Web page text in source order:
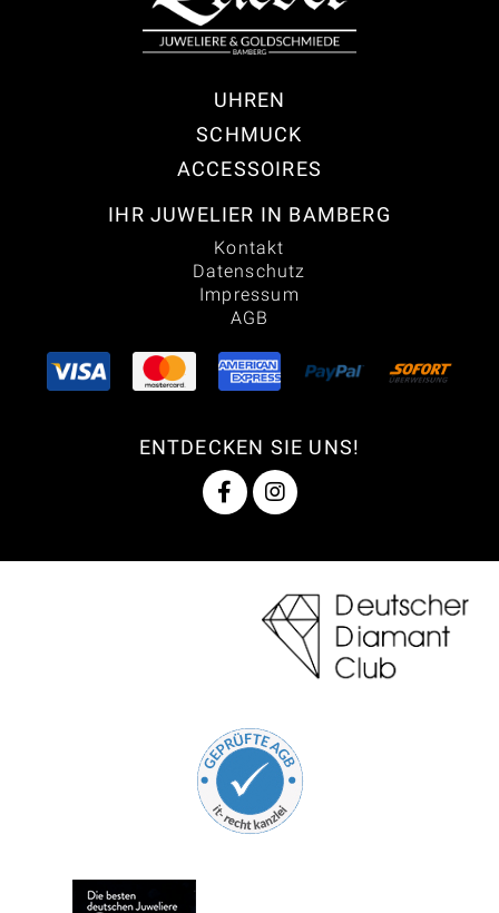
UHREN
SCHMUCK
ACCESSOIRES
IHR JUWELIER IN BAMBERG
Kontakt
Datenschutz
Impressum
AGB
ENTDECKEN SIE UNS!